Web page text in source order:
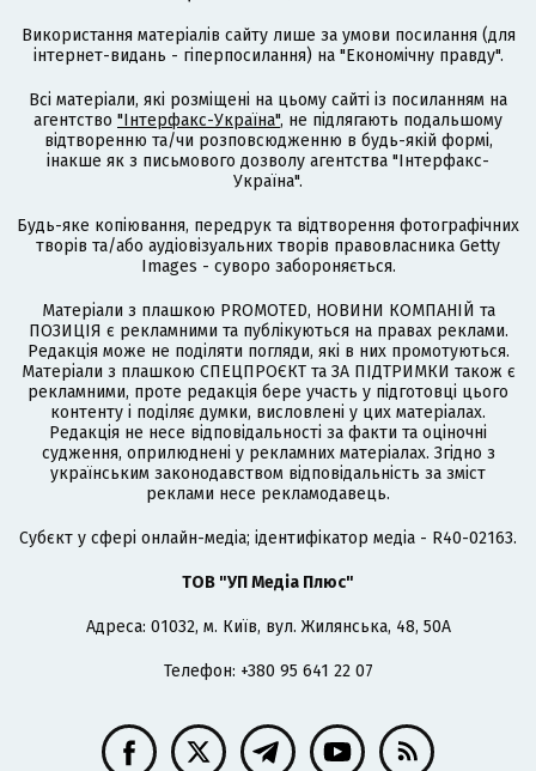
Використання матеріалів сайту лише за умови посилання (для
інтернет-видань - гіперпосилання) на "Економічну правду".
Всі матеріали, які розміщені на цьому сайті із посиланням на
агентство "Інтерфакс-Україна", не підлягають подальшому
відтворенню та/чи розповсюдженню в будь-якій формі,
інакше як з письмового дозволу агентства "Інтерфакс-
Україна".
Будь-яке копіювання, передрук та відтворення фотографічних
творів та/або аудіовізуальних творів правовласника Getty
Images - суворо забороняється.
Матеріали з плашкою PROMOTED, НОВИНИ КОМПАНІЙ та
ПОЗИЦІЯ є рекламними та публікуються на правах реклами.
Редакція може не поділяти погляди, які в них промотуються.
Матеріали з плашкою СПЕЦПРОЄКТ та ЗА ПІДТРИМКИ також є
рекламними, проте редакція бере участь у підготовці цього
контенту і поділяє думки, висловлені у цих матеріалах.
Редакція не несе відповідальності за факти та оціночні
судження, оприлюднені у рекламних матеріалах. Згідно з
українським законодавством відповідальність за зміст
реклами несе рекламодавець.
Cубєкт у сфері онлайн-медіа; ідентифікатор медіа - R40-02163.
ТОВ "УП Медіа Плюс"
Адреса: 01032, м. Київ, вул. Жилянська, 48, 50А
Телефон: +380 95 641 22 07